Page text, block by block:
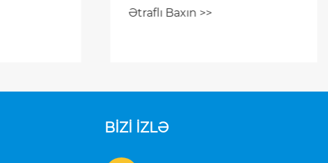
Nədir
Ətraflı Baxın >>
BİZİ İZLƏ